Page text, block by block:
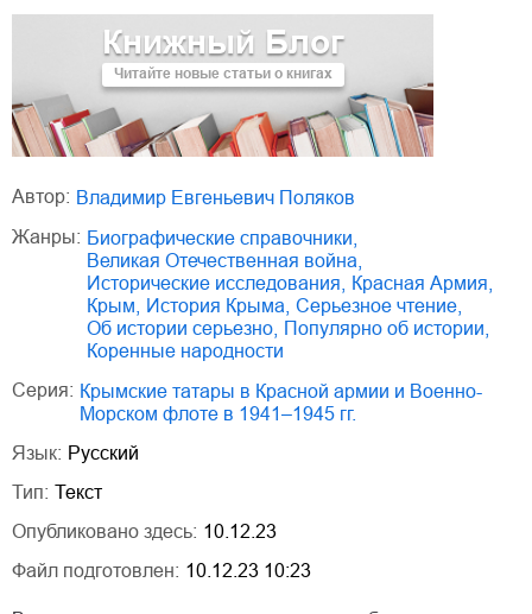
Книжный Блог
Читайте новые статьи о книгах
Автор:
Владимир Евгеньевич Поляков
Жанры:
биографические справочники
Великая Отечественная война
исторические исследования
Красная Армия
Крым
история Крыма серьезное чтение
об истории серьезно
популярно об истории
коренные народности
Серия: Крымские татары в Красной армии и Военно-
Морском флоте в 1941–1945 гг.
Язык: Русский
Тип: Текст
Опубликовано здесь: 10.12.23
Файл подготовлен: 10.12.23 10:23